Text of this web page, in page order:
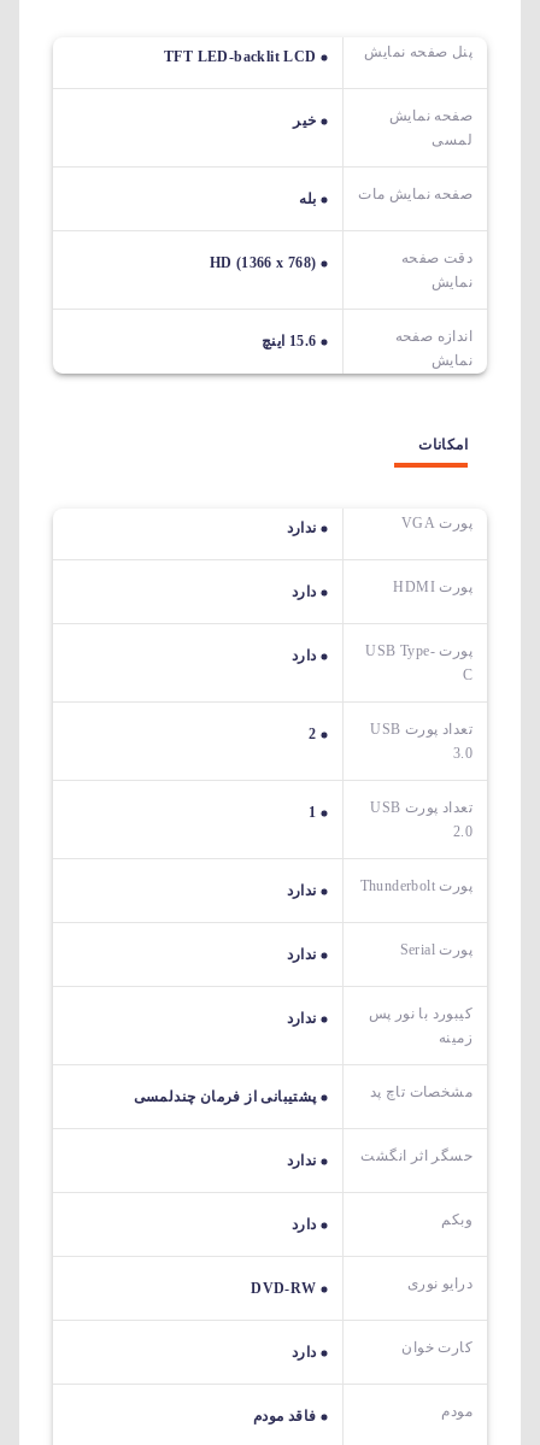
پنل صفحه نمایش TFT LED-backlit LCD
صفحه نمایش
لمسی
خیر
صفحه نمایش مات بله
دقت صفحه
نمایش
HD (1366 x 768)
اندازه صفحه
نمایش
15.6 اینچ
امکانات
پورت VGA ندارد
پورت HDMI دارد
پورت USB Type-
C
دارد
تعداد پورت USB
3.0
2
تعداد پورت USB
2.0
1
پورت Thunderbolt ندارد
پورت Serial ندارد
کیبورد با نور پس
زمینه
ندارد
مشخصات تاچ پد پشتیبانی از فرمان چندلمسی
حسگر اثر انگشت ندارد
وبکم دارد
درایو نوری DVD-RW
کارت خوان دارد
مودم فاقد مودم